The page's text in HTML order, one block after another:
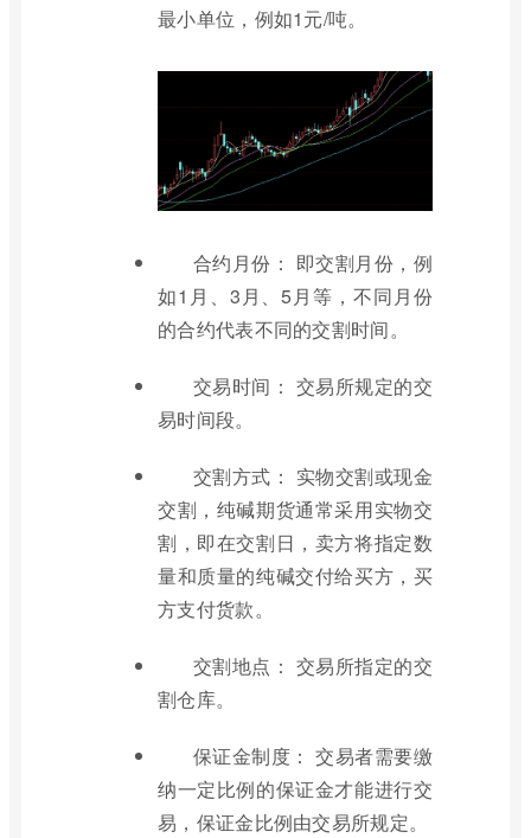
最小单位，例如1元/吨。
合约月份： 即交割月份，例
如1月、3月、5月等，不同月份
的合约代表不同的交割时间。
交易时间： 交易所规定的交
易时间段。
交割方式： 实物交割或现金
交割，纯碱期货通常采用实物交
割，即在交割日，卖方将指定数
量和质量的纯碱交付给买方，买
方支付货款。
交割地点： 交易所指定的交
割仓库。
保证金制度： 交易者需要缴
纳一定比例的保证金才能进行交
易，保证金比例由交易所规定。